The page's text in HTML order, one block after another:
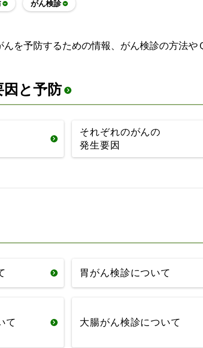
がん検診
を予防するための情報、がん検診の方法や
と予防
それぞれのがんの
発生要因
胃がん検診について
て 大腸がん検診について